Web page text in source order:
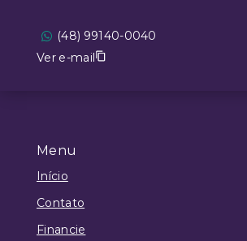
Menu
Início
Contato
Financie
(48) 99140-0040
Ver e-mail